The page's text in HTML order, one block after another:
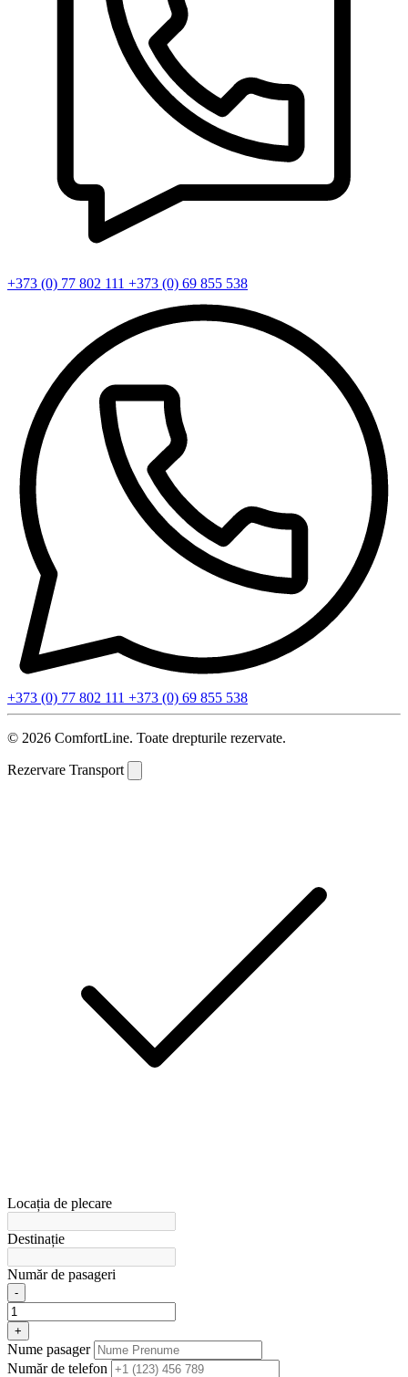
+373 (0) 77 802 111 +373 (0) 69 855 538
+373 (0) 77 802 111 +373 (0) 69 855 538
© 2026 ComfortLine. Toate drepturile rezervate.
Rezervare Transport
Locația de plecare
Destinație
Număr de pasageri
-
+
Nume pasager
Număr de telefon